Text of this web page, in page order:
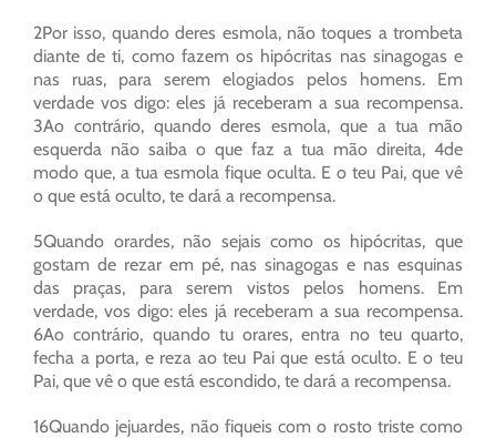
2Por isso, quando deres esmola, não toques a trombeta
diante de ti, como fazem os hipócritas nas sinagogas e
nas ruas, para serem elogiados pelos homens. Em
verdade vos digo: eles já receberam a sua recompensa.
3Ao contrário, quando deres esmola, que a tua mão
esquerda não saiba o que faz a tua mão direita, 4de
modo que, a tua esmola fique oculta. E o teu Pai, que vê
o que está oculto, te dará a recompensa.
5Quando orardes, não sejais como os hipócritas, que
gostam de rezar em pé, nas sinagogas e nas esquinas
das praças, para serem vistos pelos homens. Em
verdade, vos digo: eles já receberam a sua recompensa.
6Ao contrário, quando tu orares, entra no teu quarto,
fecha a porta, e reza ao teu Pai que está oculto. E o teu
Pai, que vê o que está escondido, te dará a recompensa.
16Quando jejuardes, não fiqueis com o rosto triste como